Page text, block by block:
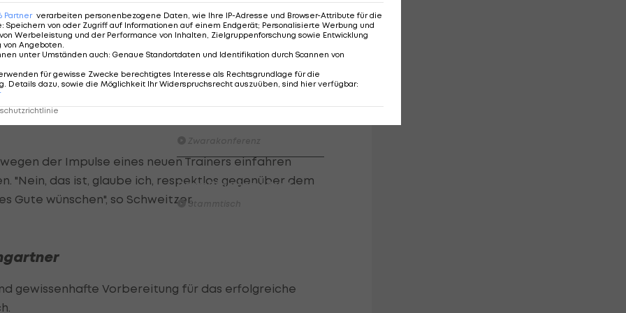
ADMIRAL Hüttengaudi:
Alexander Joppich erzielt das
des FC Wacker Tirol I
Ogris: Christopher Knett
Stammtisch
wir gegen Rapid Fußballspielen können und das
gleiche gemacht wie immer, da ist viel Kopfsache
unsere Punkte holen können", hat Marco Grüll
Saison am Sonntag unter anderem auf
An seiner Stelle übernahm Co-Trainer Gerhard
der Impulse eines neuen Trainers einfahren
"Nein, das ist, glaube ich, respektlos gegenüber dem
Gute wünschen", so Schweitzer.
gewissenhafte Vorbereitung für das erfolgreiche
Partner verarbeiten personenbezogene Daten, wie Ihre IP-Adresse und Browser-Attribute für die
: Speichern von oder Zugriff auf Informationen auf einem Endgerät; Personalisierte Werbung und
Werbeleistung und der Performance von Inhalten, Zielgruppenforschung sowie Entwicklung
von Angeboten.
unter Umständen auch: Genaue Standortdaten und Identifikation durch Scannen von
für gewisse Zwecke berechtigtes Interesse als Rechtsgrundlage für die
Details dazu, sowie die Möglichkeit Ihr Widerspruchsrecht auszuüben, sind hier verfügbar: